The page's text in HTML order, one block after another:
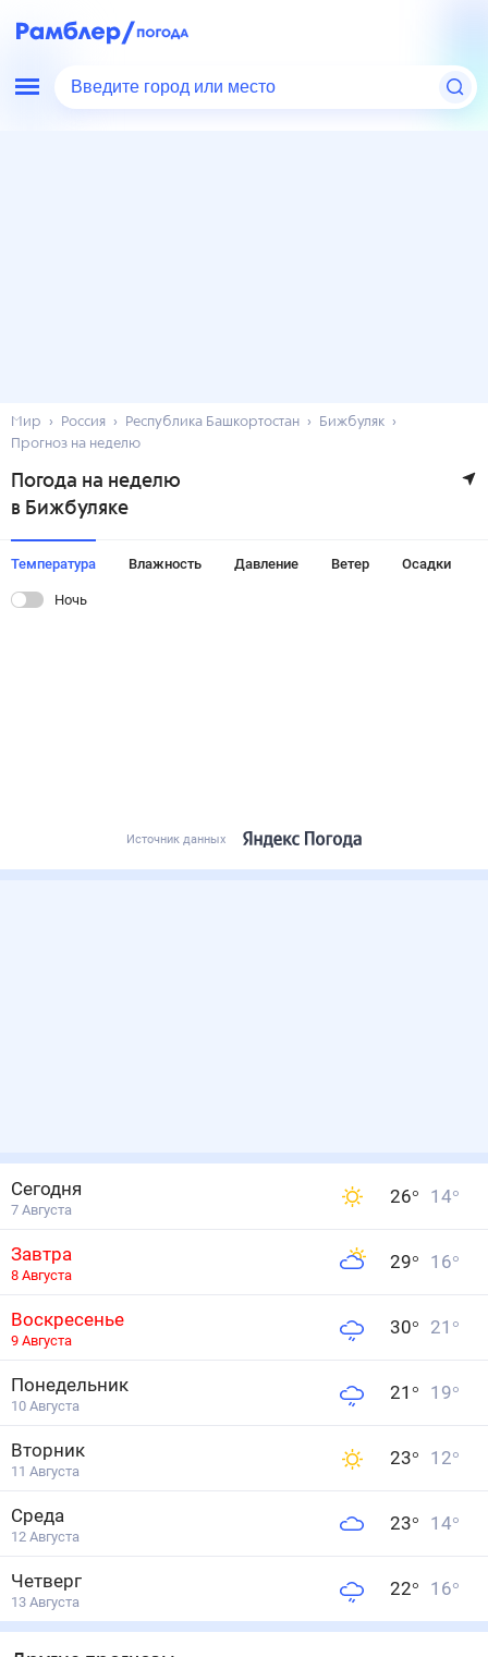
Введите город или место
Мир Россия Республика Башкортостан
Бижбуляк
Прогноз на неделю
Погода на неделю
в Бижбуляке
Температура Влажность Давление Ветер Осадки
Ночь
Источник данных
Сегодня
7 Августа
26° 14°
Завтра
8 Августа
29° 16°
Воскресенье
9 Августа
30° 21 °
Понедельник
10 Августа
21 ° 19°
Вторник
11 Августа
23° 12°
Среда
12 Августа
23° 14°
Четверг
13 Августа
22° 16°